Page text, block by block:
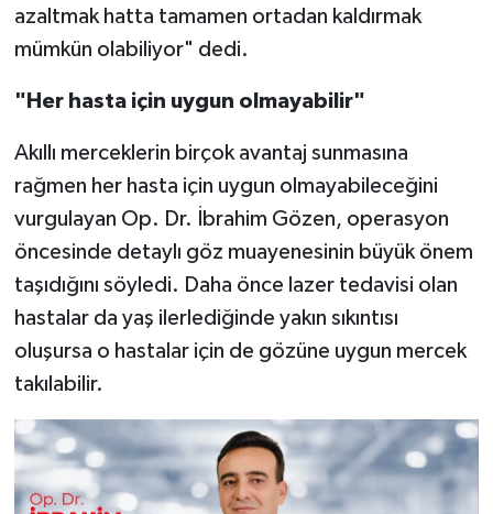
azaltmak hatta tamamen ortadan kaldırmak
mümkün olabiliyor" dedi.
"Her hasta için uygun olmayabilir"
Akıllı merceklerin birçok avantaj sunmasına
rağmen her hasta için uygun olmayabileceğini
vurgulayan Op. Dr. İbrahim Gözen, operasyon
öncesinde detaylı göz muayenesinin büyük önem
taşıdığını söyledi. Daha önce lazer tedavisi olan
hastalar da yaş ilerlediğinde yakın sıkıntısı
oluşursa o hastalar için de gözüne uygun mercek
takılabilir.